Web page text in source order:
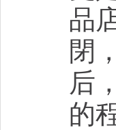
品
閉
后
的